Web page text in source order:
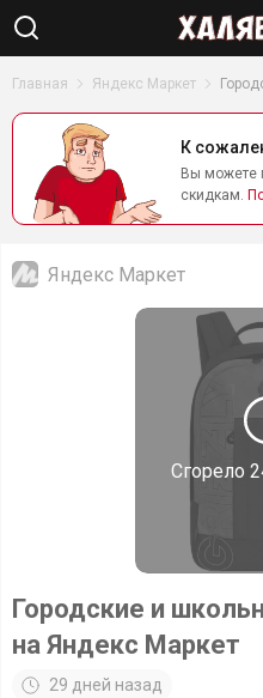
Главная Яндекс Маркет
К
Вы можете
скидкам.
Сгорело
Яндекс Маркет
Городские и
на Яндекс Маркет
29 дней назад